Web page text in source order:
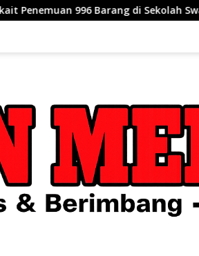
di Sekolah Swasta Jakarta Selatan